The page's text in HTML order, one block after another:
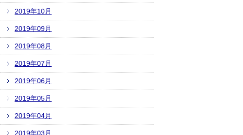
2019年10月
2019年09月
2019年08月
2019年07月
2019年06月
2019年05月
2019年04月
2019年03月